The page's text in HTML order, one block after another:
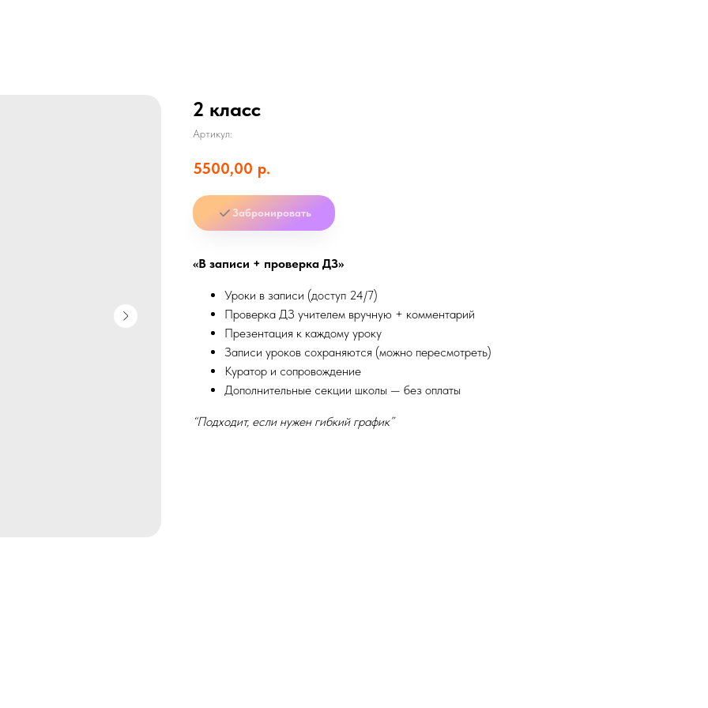
2 класс
Артикул:
5500,00 р.
Забронировать
«В записи + проверка ДЗ»
Уроки в записи (доступ 24/7)
Проверка ДЗ учителем вручную + комментарий
Презентация к каждому уроку
Записи уроков сохраняются (можно пересмотреть)
Куратор и сопровождение
Дополнительные секции школы — без оплаты
“Подходит, если нужен гибкий график”